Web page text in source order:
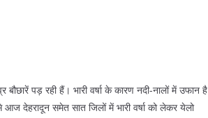
पड़ रही हैं। भारी वर्षा के कारण नदी-नालों में उफान है
देहरादून समेत सात जिलों में भारी वर्षा को लेकर येलो